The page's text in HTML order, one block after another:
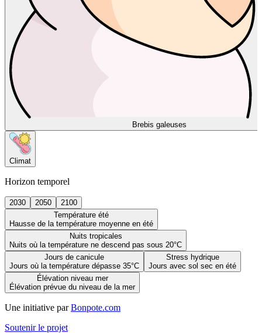
Brebis galeuses
Climat
Horizon temporel
2030 2050
2100
Température été
Hausse de la température moyenne en été
Nuits tropicales
Nuits où la température ne descend pas sous 20°C
Jours de canicule
Jours où la température dépasse 35°C
Stress hydrique
Jours avec sol sec en été
Élévation niveau mer
Élévation prévue du niveau de la mer
Une initiative par Bonpote.com
Soutenir le projet